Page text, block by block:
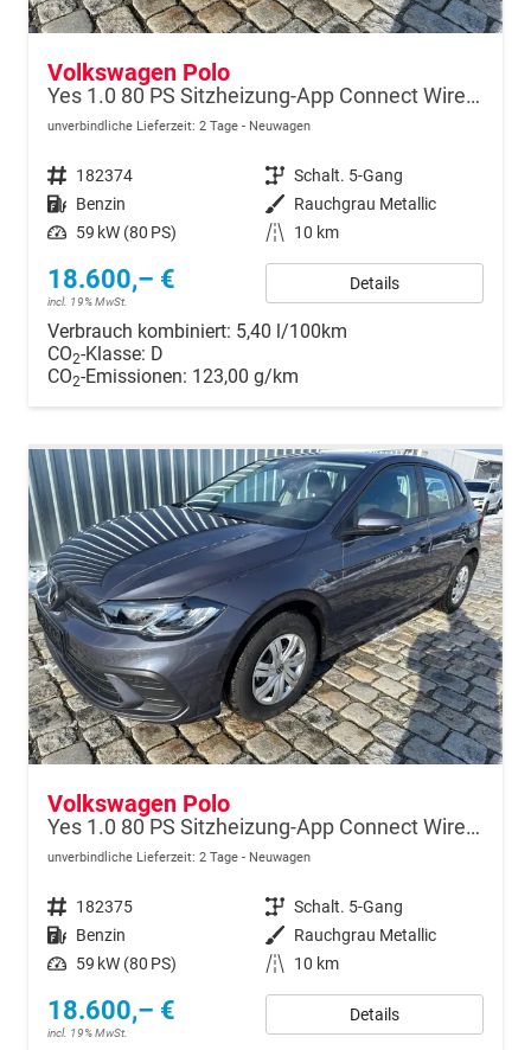
Volkswagen Polo
Yes 1.0 80 PS Sitzheizung-App Connect Wireless-Einparkhilfe-Klima-Sofort
unverbindliche Lieferzeit: 2 Tage Neuwagen
Fahrzeugnr. 182374 Getriebe Schalt. 5-Gang
Kraftstoff Benzin Außenfarbe Rauchgrau Metallic
Leistung 59 kW (80 PS) Kilometerstand 10 km
18.600,– €
incl. 19% MwSt.
Details
Verbrauch kombiniert: 5,40 l/100km
CO2-Klasse: D
CO2-Emissionen: 123,00 g/km
Volkswagen Polo
Yes 1.0 80 PS Sitzheizung-App Connect Wireless-Einparkhilfe-Klima-Sofort
unverbindliche Lieferzeit: 2 Tage Neuwagen
Fahrzeugnr. 182375 Getriebe Schalt. 5-Gang
Kraftstoff Benzin Außenfarbe Rauchgrau Metallic
Leistung 59 kW (80 PS) Kilometerstand 10 km
18.600,– €
incl. 19% MwSt.
Details